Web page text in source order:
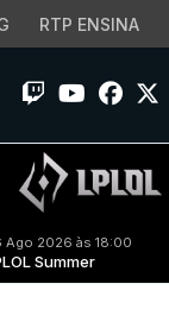
RTP ENSINA
Ago 2026 às 18:00
Summer